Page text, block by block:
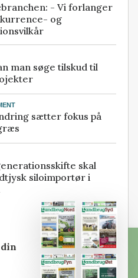
- Vi forlanger
og
man søge tilskud til
sætter fokus på
skal
siloimportør i